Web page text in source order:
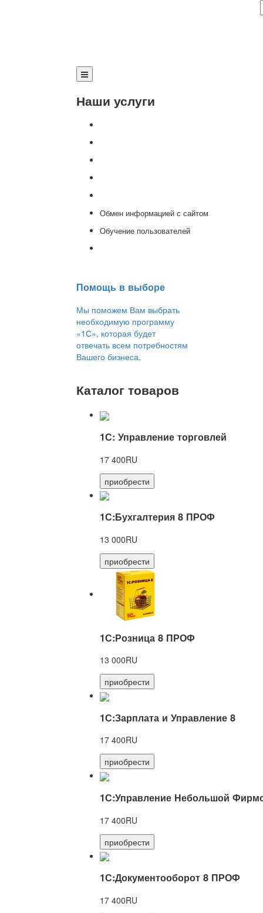
Наши услуги
Обмен информацией с сайтом
Обучение пользователей
Помощь в выборе
Мы поможем Вам выбрать
необходимую программу
«1С», которая будет
отвечать всем потребностям
Вашего бизнеса.
Каталог товаров
1С: Управление торговлей
17 400RU
приобрести
1С:Бухгалтерия 8 ПРОФ
13 000RU
приобрести
1С:Розница 8 ПРОФ
13 000RU
приобрести
1С:Зарплата и Управление 8
17 400RU
приобрести
1С:Управление Небольшой
17 400RU
приобрести
1С:Документооборот 8 ПРОФ
17 400RU